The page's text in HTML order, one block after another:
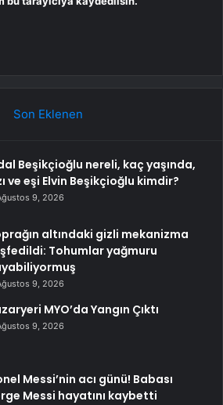
Son Eklenen
Beşikçioğlu nereli, kaç yaşında,
ve eşi Elvin Beşikçioğlu kimdir?
9, 2026
altındaki gizli mekanizma
Tohumlar yağmuru
9, 2026
MYO’da Yangın Çıktı
9, 2026
Messi’nin acı günü! Babası
Messi hayatını kaybetti